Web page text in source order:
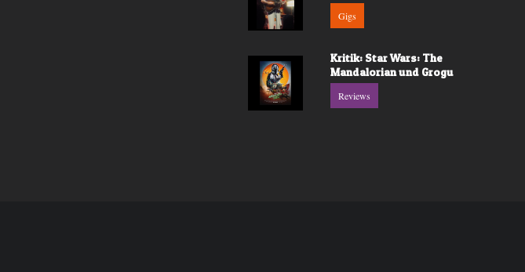
Gigs
Kritik: Star Wars: The
Mandalorian und Grogu
Reviews